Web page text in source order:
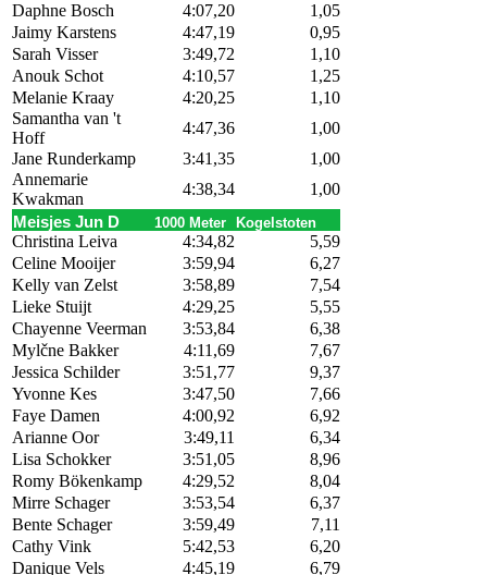
Daphne Bosch
4:07,20
1,05
Jaimy Karstens
4:47,19
0,95
Sarah Visser
3:49,72
1,10
Anouk Schot
4:10,57
1,25
Melanie Kraay
4:20,25
1,10
Samantha van 't
Hoff
4:47,36
1,00
Jane Runderkamp
3:41,35
1,00
Annemarie
Kwakman
4:38,34 1,00
Meisjes Jun D 1000 Meter Kogelstoten
Christina Leiva 4:34,82
5,59
Celine Mooijer
3:59,94
6,27
Kelly van Zelst
3:58,89
7,54
Lieke Stuijt
4:29,25
5,55
Chayenne Veerman
3:53,84
6,38
Mylčne Bakker
4:11,69
7,67
Jessica Schilder
3:51,77
9,37
Yvonne Kes
3:47,50
7,66
Faye Damen
4:00,92
6,92
Arianne Oor
3:49,11
6,34
Lisa Schokker
3:51,05
8,96
Romy Bökenkamp
4:29,52
8,04
Mirre Schager
3:53,54
6,37
Bente Schager
3:59,49
7,11
Cathy Vink
5:42,53
6,20
Danique Vels
4:45,19
6,79